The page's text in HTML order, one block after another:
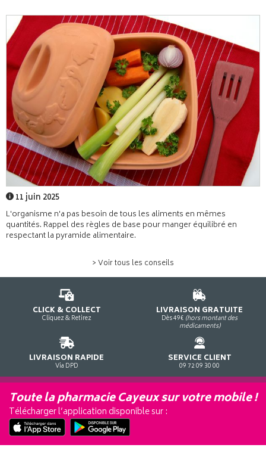
11 juin 2025
L'organisme n'a pas besoin de tous les aliments en mêmes
quantités. Rappel des règles de base pour manger équilibré en
respectant la pyramide alimentaire.
> Voir tous les conseils
CLICK & COLLECT
Cliquez & Retirez
LIVRAISON GRATUITE
Dès 49€ (hors montant des
médicaments)
LIVRAISON RAPIDE
Via DPD
SERVICE CLIENT
09 72 09 30 00
Toute la pharmacie Cayeux sur votre mobile !
Télécharger l’application disponible sur :